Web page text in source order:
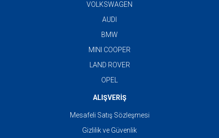
VOLKSWAGEN
AUDI
BMW
MINI COOPER
LAND ROVER
OPEL
ALIŞVERİŞ
Mesafeli Satış Sözleşmesi
Gizlilik ve Güvenlik